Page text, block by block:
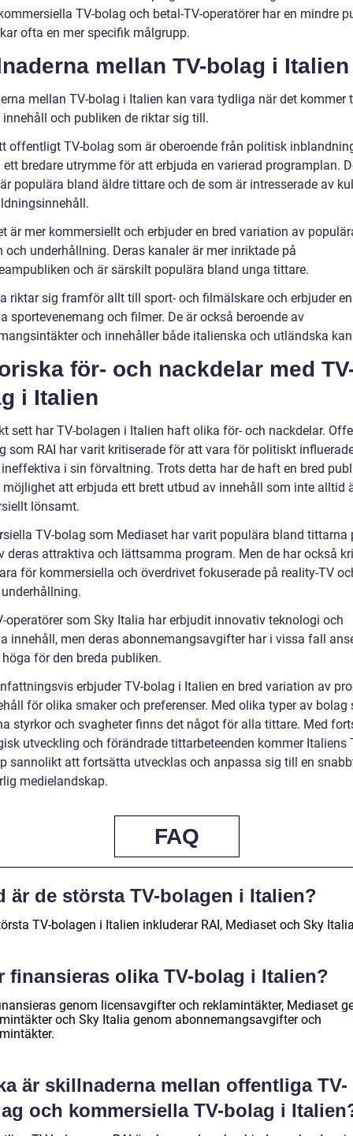
TV-bolag och betal-TV-operatörer har en mindre
ofta en mer specifik målgrupp.
mellan TV-bolag i Italien
mellan TV-bolag i Italien kan vara tydliga när det kommer
innehåll och publiken de riktar sig till.
offentligt TV-bolag som är oberoende från politisk
ett bredare utrymme för att erbjuda en varierad programplan.
populära bland äldre tittare och de som är intresserade av
är mer kommersiellt och erbjuder en bred variation av
och underhållning. Deras kanaler är mer inriktade på
och är särskilt populära bland unga tittare.
riktar sig framför allt till sport- och filmälskare och erbjuder
sportevenemang och filmer. De är också beroende av
och innehåller både italienska och utländska
för- och nackdelar med
i Italien
sett har TV-bolagen i Italien haft olika för- och nackdelar.
som RAI har varit kritiserade för att vara för politiskt
i sin förvaltning. Trots detta har de haft en bred
att erbjuda ett brett utbud av innehåll som inte alltid
lönsamt.
TV-bolag som Mediaset har varit populära bland tittarna
deras attraktiva och lättsamma program. Men de har också
för kommersiella och överdrivet fokuserade på reality-TV
operatörer som Sky Italia har erbjudit innovativ teknologi och
innehåll, men deras abonnemangsavgifter har i vissa fall
för den breda publiken.
erbjuder TV-bolag i Italien en bred variation av
för olika smaker och preferenser. Med olika typer av bolag
styrkor och svagheter finns det något för alla tittare. Med
utveckling och förändrade tittarbeteenden kommer Italiens
sannolikt att fortsätta utvecklas och anpassa sig till en
medielandskap.
FAQ
är de största TV-bolagen i Italien?
TV-bolagen i Italien inkluderar RAI, Mediaset och Sky
finansieras olika TV-bolag i Italien?
genom licensavgifter och reklamintäkter, Mediaset
och Sky Italia genom abonnemangsavgifter och
är skillnaderna mellan offentliga TV-
och kommersiella TV-bolag i